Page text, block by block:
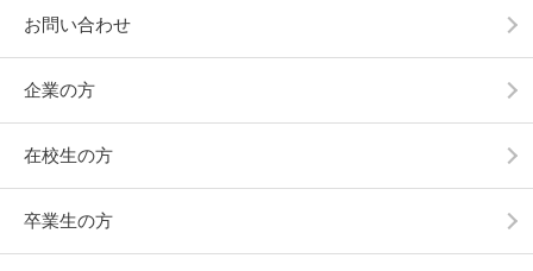
お問い合わせ
企業の方
在校生の方
卒業生の方